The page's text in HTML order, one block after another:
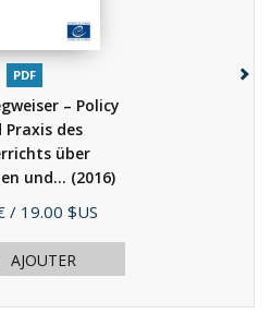
PDF
– Policy
Praxis des
über
und... (2016)
/ 19.00 $US
AJOUTER